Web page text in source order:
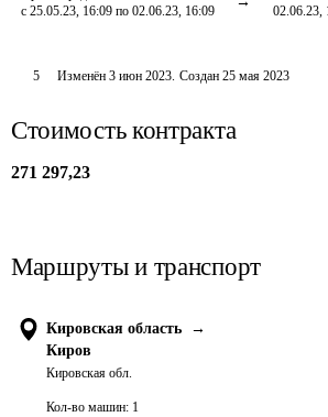
с 25.05.23, 16:09 по 02.06.23, 16:09
02.06.23,
5 Изменён 3 июн 2023. Создан 25 мая 2023
Стоимость контракта
271 297,23
Маршруты и транспорт
Кировская область
→
Киров
Кировская обл.
Кол-во машин: 1